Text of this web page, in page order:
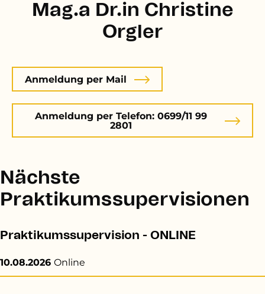
Mag.a Dr.in Christine
Orgler
Anmeldung per Mail
Anmeldung per Telefon: 0699/11 99
2801
Nächste
Praktikumssupervisionen
Praktikumssupervision - ONLINE
10.08.2026 Online